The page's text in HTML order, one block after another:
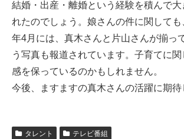
結婚・出産・離婚という経験を積んで大
れたのでしょう。娘さんの件に関して
年4月には、真木さんと片山さんが揃っ
う写真も報道されています。子育てに
感を保っているのかもしれません。
今後、ますますの真木さんの活躍に期待
タレント テレビ番組